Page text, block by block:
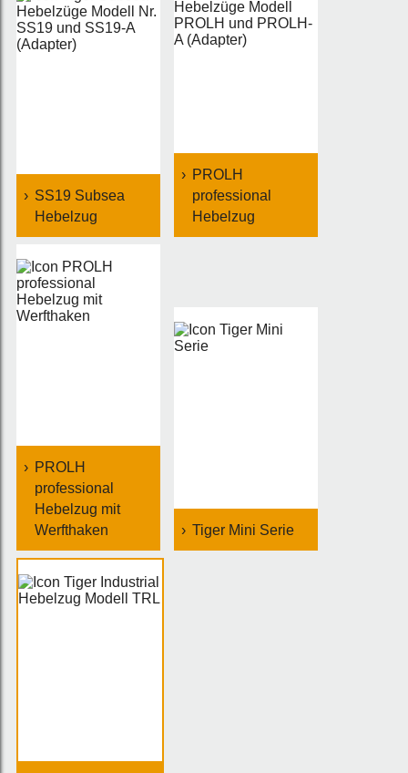
SS19 Subsea
Hebelzug
PROLH
professional
Hebelzug
PROLH
professional
Hebelzug mit
Werfthaken
Tiger Mini Serie